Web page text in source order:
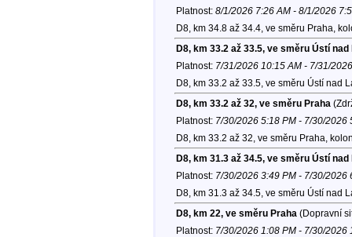
Platnost: 8/1/2026 7:26 AM - 8/1/2026
D8, km 34.8 až 34.4, ve směru Praha,
D8, km 33.2 až 33.5, ve směru Ústí nad
Platnost: 7/31/2026 10:15 AM - 7/31/
D8, km 33.2 až 33.5, ve směru Ústí nad
D8, km 33.2 až 32, ve směru Praha
Platnost: 7/30/2026 5:18 PM - 7/30/2026
D8, km 33.2 až 32, ve směru Praha,
D8, km 31.3 až 34.5, ve směru Ústí nad
Platnost: 7/30/2026 3:49 PM - 7/30/2026
D8, km 31.3 až 34.5, ve směru Ústí nad
D8, km 22, ve směru Praha (Dopravní
Platnost: 7/30/2026 1:08 PM - 7/30/2026